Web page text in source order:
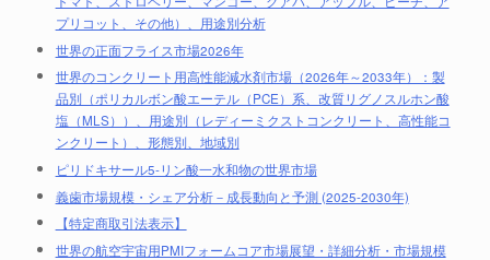
プリコット、その他）、用途別分析
世界の正面フライス市場2026年
世界のコンクリート用高性能減水剤市場（2026年～2033年）：製
品別（ポリカルボン酸エーテル（PCE）系、改質リグノスルホン酸
塩（MLS））、用途別（レディーミクストコンクリート、高性能コ
ンクリート）、形態別、地域別
ピリドキサール5-リン酸一水和物の世界市場
義歯市場規模・シェア分析－成長動向と予測 (2025-2030年)
【特定商取引法表示】
世界の航空宇宙用PMIフォームコア市場展望・詳細分析・市場規模